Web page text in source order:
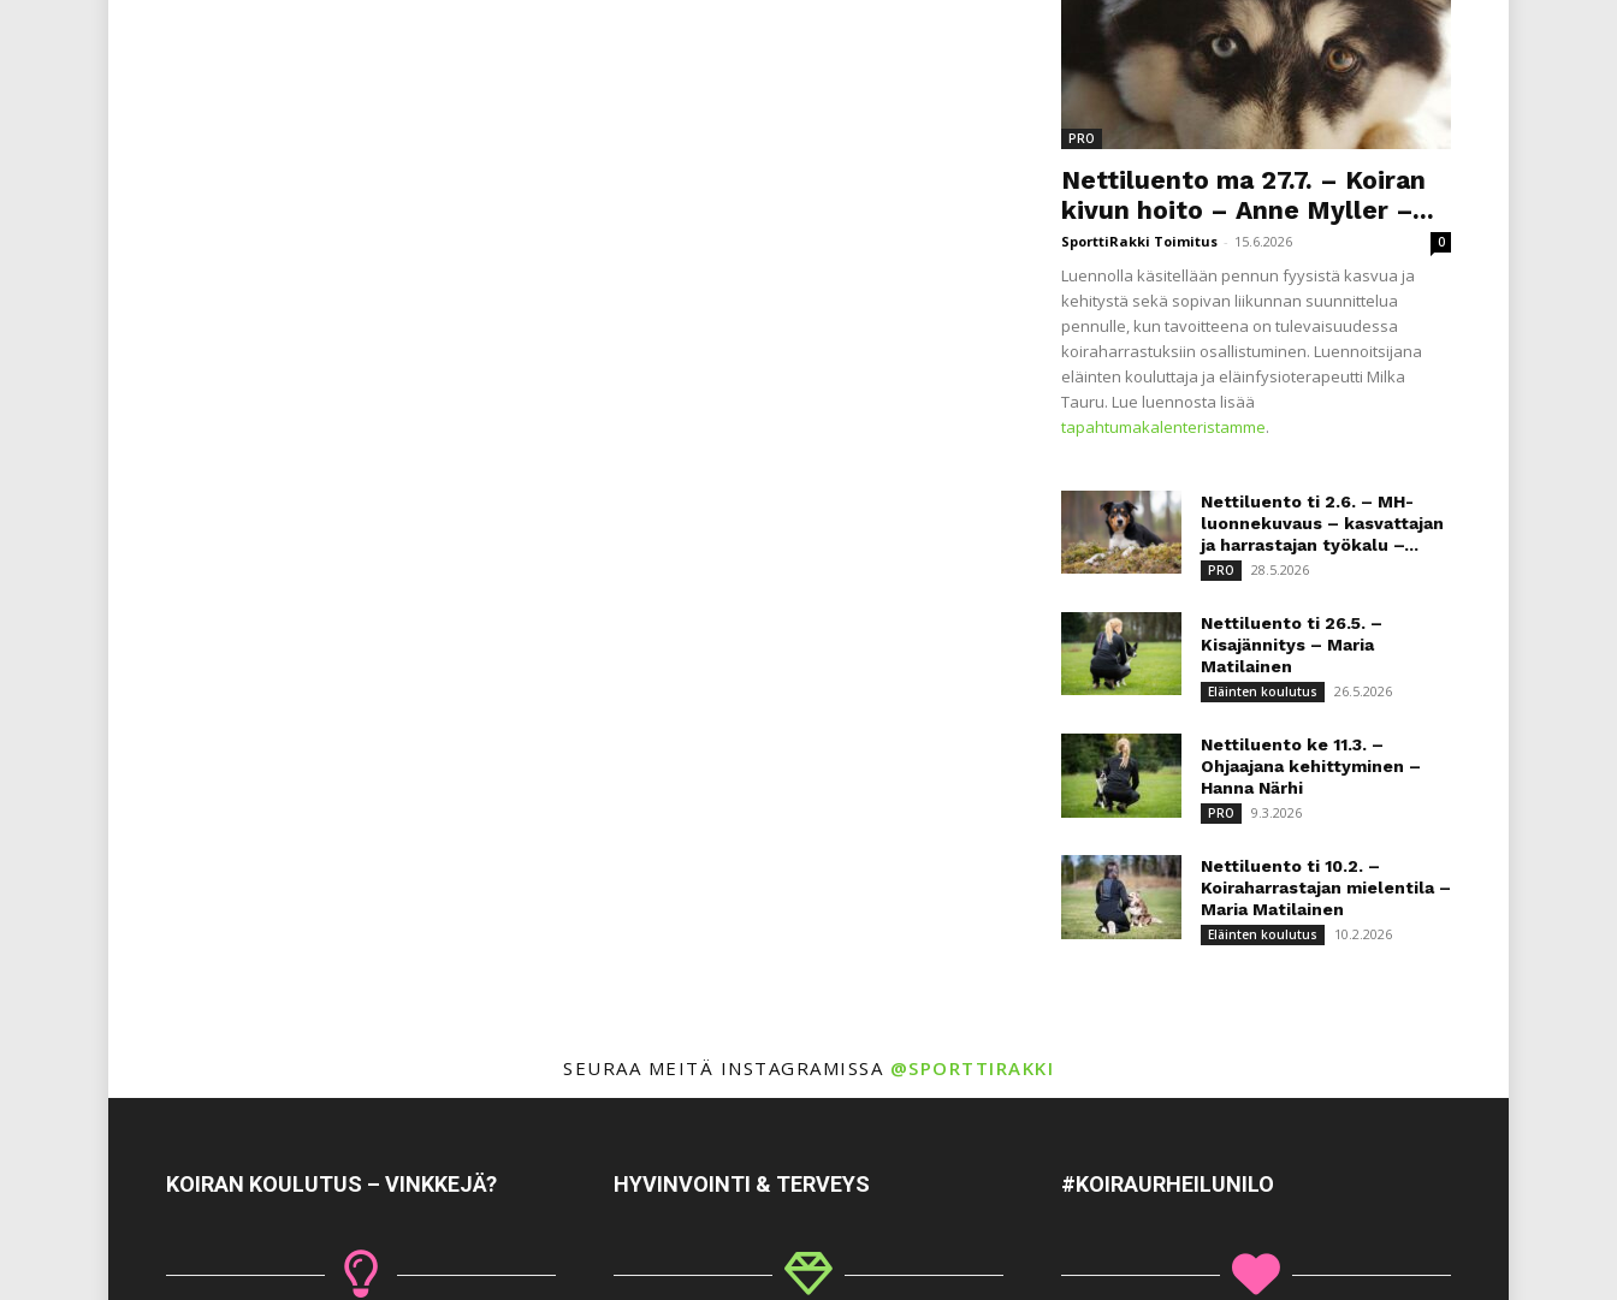
PRO
Nettiluento ma 27.7. – Koiran
kivun hoito – Anne Myller –...
SporttiRakki Toimitus - 15.6.2026 0
Luennolla käsitellään pennun fyysistä kasvua ja
kehitystä sekä sopivan liikunnan suunnittelua
pennulle, kun tavoitteena on tulevaisuudessa
koiraharrastuksiin osallistuminen. Luennoitsijana
eläinten kouluttaja ja eläinfysioterapeutti Milka
Tauru. Lue luennosta lisää
tapahtumakalenteristamme.
Nettiluento ti 2.6. – MH-
luonnekuvaus – kasvattajan
ja harrastajan työkalu –...
PRO 28.5.2026
Nettiluento ti 26.5. –
Kisajännitys – Maria
Matilainen
Eläinten koulutus 26.5.2026
Nettiluento ke 11.3. –
Ohjaajana kehittyminen –
Hanna Närhi
PRO 9.3.2026
Nettiluento ti 10.2. –
Koiraharrastajan mielentila –
Maria Matilainen
Eläinten koulutus 10.2.2026
SEURAA MEITÄ INSTAGRAMISSA @SPORTTIRAKKI
KOIRAN KOULUTUS – VINKKEJÄ? HYVINVOINTI & TERVEYS #KOIRAURHEILUNILO